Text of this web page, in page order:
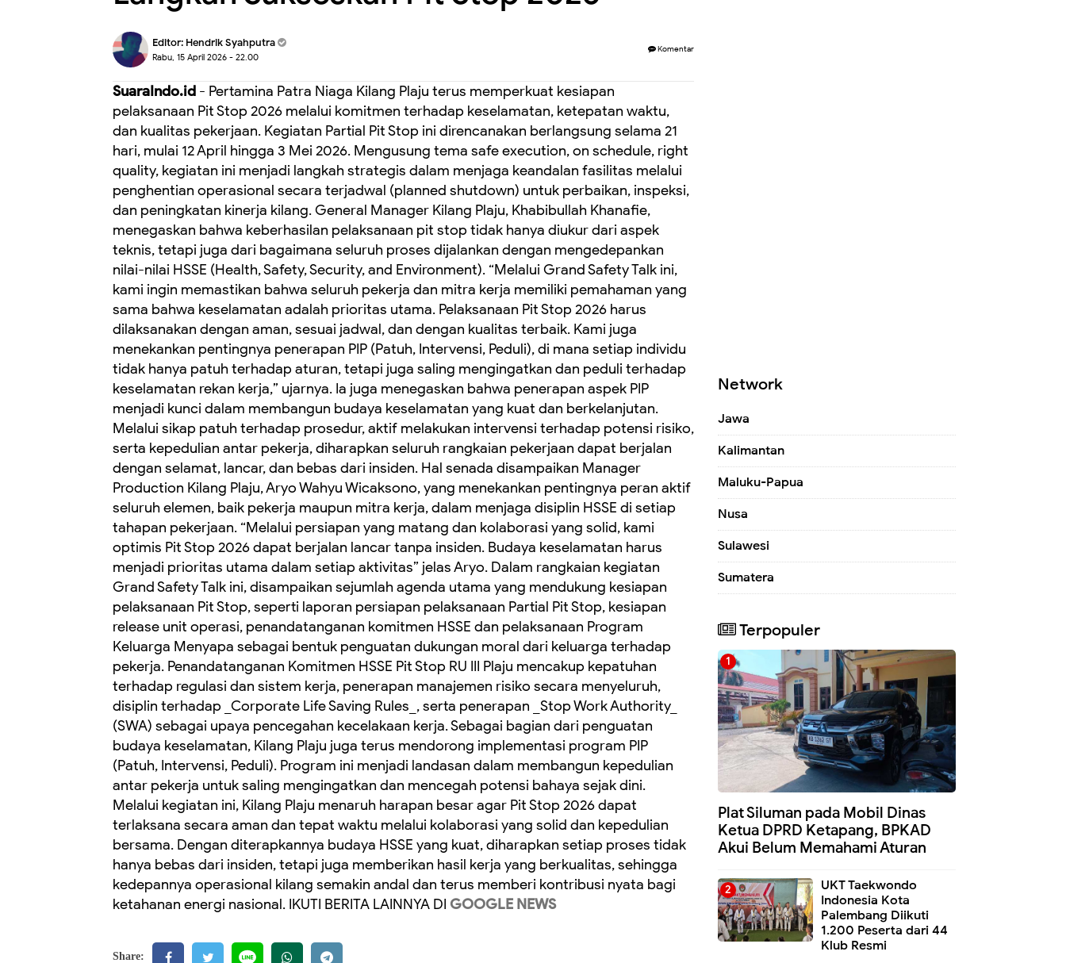
Editor: Hendrik Syahputra
Rabu, 15 April 2026 - 22.00
Komentar
SuaraIndo.id - Pertamina Patra Niaga Kilang Plaju terus memperkuat kesiapan
pelaksanaan Pit Stop 2026 melalui komitmen terhadap keselamatan, ketepatan waktu,
dan kualitas pekerjaan. Kegiatan Partial Pit Stop ini direncanakan berlangsung selama 21
hari, mulai 12 April hingga 3 Mei 2026. Mengusung tema safe execution, on schedule, right
quality, kegiatan ini menjadi langkah strategis dalam menjaga keandalan fasilitas melalui
penghentian operasional secara terjadwal (planned shutdown) untuk perbaikan, inspeksi,
dan peningkatan kinerja kilang. General Manager Kilang Plaju, Khabibullah Khanafie,
menegaskan bahwa keberhasilan pelaksanaan pit stop tidak hanya diukur dari aspek
teknis, tetapi juga dari bagaimana seluruh proses dijalankan dengan mengedepankan
nilai-nilai HSSE (Health, Safety, Security, and Environment). “Melalui Grand Safety Talk ini,
kami ingin memastikan bahwa seluruh pekerja dan mitra kerja memiliki pemahaman yang
sama bahwa keselamatan adalah prioritas utama. Pelaksanaan Pit Stop 2026 harus
dilaksanakan dengan aman, sesuai jadwal, dan dengan kualitas terbaik. Kami juga
menekankan pentingnya penerapan PIP (Patuh, Intervensi, Peduli), di mana setiap individu
tidak hanya patuh terhadap aturan, tetapi juga saling mengingatkan dan peduli terhadap
keselamatan rekan kerja,” ujarnya. Ia juga menegaskan bahwa penerapan aspek PIP
menjadi kunci dalam membangun budaya keselamatan yang kuat dan berkelanjutan.
Melalui sikap patuh terhadap prosedur, aktif melakukan intervensi terhadap potensi risiko,
serta kepedulian antar pekerja, diharapkan seluruh rangkaian pekerjaan dapat berjalan
dengan selamat, lancar, dan bebas dari insiden. Hal senada disampaikan Manager
Production Kilang Plaju, Aryo Wahyu Wicaksono, yang menekankan pentingnya peran aktif
seluruh elemen, baik pekerja maupun mitra kerja, dalam menjaga disiplin HSSE di setiap
tahapan pekerjaan. “Melalui persiapan yang matang dan kolaborasi yang solid, kami
optimis Pit Stop 2026 dapat berjalan lancar tanpa insiden. Budaya keselamatan harus
menjadi prioritas utama dalam setiap aktivitas” jelas Aryo. Dalam rangkaian kegiatan
Grand Safety Talk ini, disampaikan sejumlah agenda utama yang mendukung kesiapan
pelaksanaan Pit Stop, seperti laporan persiapan pelaksanaan Partial Pit Stop, kesiapan
release unit operasi, penandatanganan komitmen HSSE dan pelaksanaan Program
Keluarga Menyapa sebagai bentuk penguatan dukungan moral dari keluarga terhadap
pekerja. Penandatanganan Komitmen HSSE Pit Stop RU III Plaju mencakup kepatuhan
terhadap regulasi dan sistem kerja, penerapan manajemen risiko secara menyeluruh,
disiplin terhadap _Corporate Life Saving Rules_, serta penerapan _Stop Work Authority_
(SWA) sebagai upaya pencegahan kecelakaan kerja. Sebagai bagian dari penguatan
budaya keselamatan, Kilang Plaju juga terus mendorong implementasi program PIP
(Patuh, Intervensi, Peduli). Program ini menjadi landasan dalam membangun kepedulian
antar pekerja untuk saling mengingatkan dan mencegah potensi bahaya sejak dini.
Melalui kegiatan ini, Kilang Plaju menaruh harapan besar agar Pit Stop 2026 dapat
terlaksana secara aman dan tepat waktu melalui kolaborasi yang solid dan kepedulian
bersama. Dengan diterapkannya budaya HSSE yang kuat, diharapkan setiap proses tidak
hanya bebas dari insiden, tetapi juga memberikan hasil kerja yang berkualitas, sehingga
kedepannya operasional kilang semakin andal dan terus memberi kontribusi nyata bagi
ketahanan energi nasional. IKUTI BERITA LAINNYA DI GOOGLE NEWS
Share:
Network
Jawa
Kalimantan
Maluku-Papua
Nusa
Sulawesi
Sumatera
Terpopuler
Plat Siluman pada Mobil Dinas
Ketua DPRD Ketapang, BPKAD
Akui Belum Memahami Aturan
UKT Taekwondo
Indonesia Kota
Palembang Diikuti
1.200 Peserta dari 44
Klub Resmi